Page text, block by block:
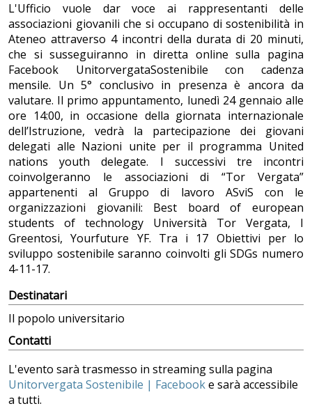
L'Ufficio vuole dar voce ai rappresentanti delle
associazioni giovanili che si occupano di sostenibilità in
Ateneo attraverso 4 incontri della durata di 20 minuti,
che si susseguiranno in diretta online sulla pagina
Facebook UnitorvergataSostenibile con cadenza
mensile. Un 5° conclusivo in presenza è ancora da
valutare. Il primo appuntamento, lunedì 24 gennaio alle
ore 14:00, in occasione della giornata internazionale
dell’Istruzione, vedrà la partecipazione dei giovani
delegati alle Nazioni unite per il programma United
nations youth delegate. I successivi tre incontri
coinvolgeranno le associazioni di “Tor Vergata”
appartenenti al Gruppo di lavoro ASviS con le
organizzazioni giovanili: Best board of european
students of technology Università Tor Vergata, I
Greentosi, Yourfuture YF. Tra i 17 Obiettivi per lo
sviluppo sostenibile saranno coinvolti gli SDGs numero
4-11-17.
Destinatari
Il popolo universitario
Contatti
L'evento sarà trasmesso in streaming sulla pagina
Unitorvergata Sostenibile | Facebooke sarà accessibile
a tutti.